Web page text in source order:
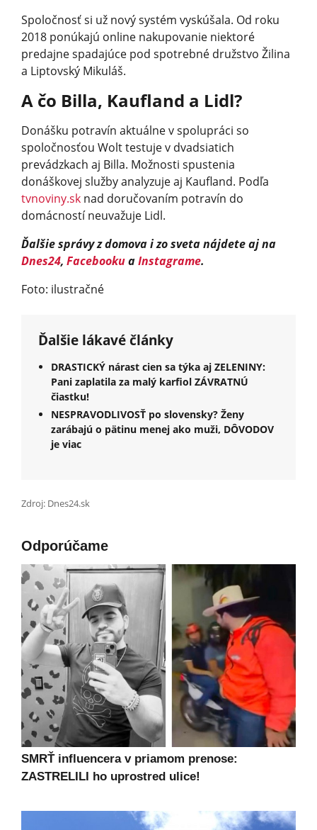
Spoločnosť si už nový systém vyskúšala. Od roku
2018 ponúkajú online nakupovanie niektoré
predajne spadajúce pod spotrebné družstvo Žilina
a Liptovský Mikuláš.
A čo Billa, Kaufland a Lidl?
Donášku potravín aktuálne v spolupráci so
spoločnosťou Wolt testuje v dvadsiatich
prevádzkach aj Billa. Možnosti spustenia
donáškovej služby analyzuje aj Kaufland. Podľa
tvnoviny.sk nad doručovaním potravín do
domácností neuvažuje Lidl.
Ďalšie správy z domova i zo sveta nájdete aj na
Dnes24, FacebookuaInstagrame.
Foto: ilustračné
Ďalšie lákavé články
DRASTICKÝ nárast cien sa týka aj ZELENINY:
Pani zaplatila za malý karfiol ZÁVRATNÚ
čiastku!
NESPRAVODLIVOSŤ po slovensky? Ženy
zarábajú o pätinu menej ako muži, DÔVODOV
je viac
Zdroj: Dnes24.sk
Odporúčame
SMRŤ influencera v priamom prenose:
ZASTRELILI ho uprostred ulice!